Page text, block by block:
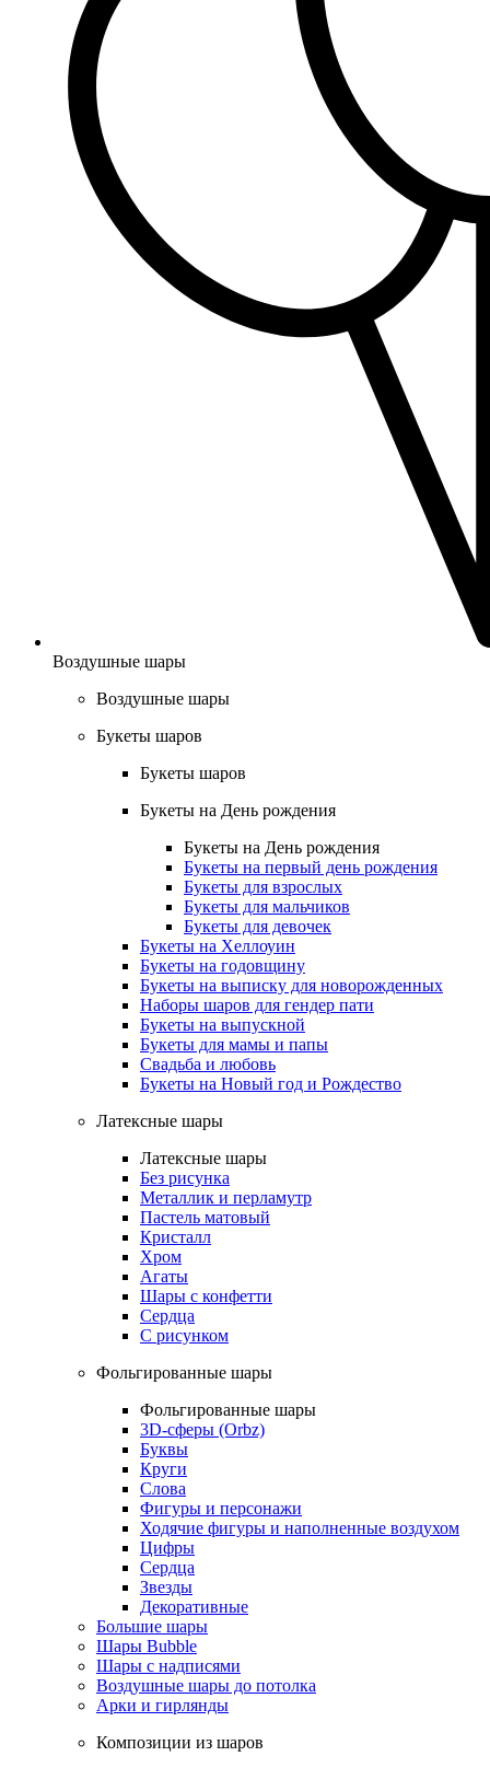
Воздушные шары
Воздушные шары
Букеты шаров
Букеты шаров
Букеты на День рождения
Букеты на День рождения
Букеты на первый день рождения
Букеты для взрослых
Букеты для мальчиков
Букеты для девочек
Букеты на Хеллоуин
Букеты на годовщину
Букеты на выписку для новорожденных
Наборы шаров для гендер пати
Букеты на выпускной
Букеты для мамы и папы
Свадьба и любовь
Букеты на Новый год и Рождество
Латексные шары
Латексные шары
Без рисунка
Металлик и перламутр
Пастель матовый
Кристалл
Хром
Агаты
Шары с конфетти
Сердца
С рисунком
Фольгированные шары
Фольгированные шары
3D-сферы (Orbz)
Буквы
Круги
Слова
Фигуры и персонажи
Ходячие фигуры и наполненные воздухом
Цифры
Сердца
Звезды
Декоративные
Большие шары
Шары Bubble
Шары с надписями
Воздушные шары до потолка
Арки и гирлянды
Композиции из шаров